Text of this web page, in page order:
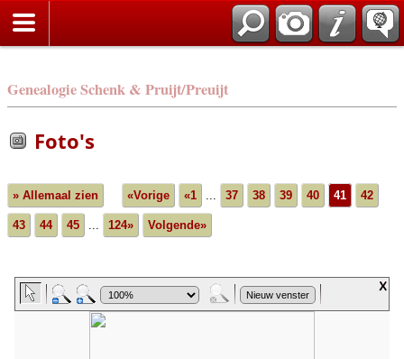
Genealogie Schenk & Pruijt/Preuijt
Foto's
» Allemaal zien «Vorige «1 ... 37 38 39 40 41 42
43 44 45 ... 124» Volgende»